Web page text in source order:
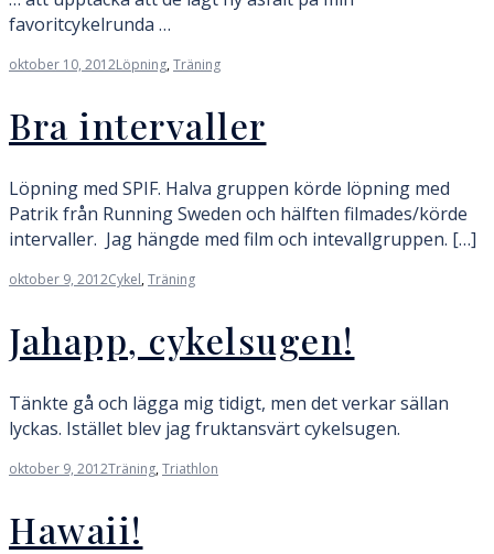
favoritcykelrunda …
oktober 10, 2012Löpning,Träning
Bra intervaller
Löpning med SPIF. Halva gruppen körde löpning med
Patrik från Running Sweden och hälften filmades/körde
intervaller. Jag hängde med film och intevallgruppen. […]
oktober 9, 2012Cykel,Träning
Jahapp, cykelsugen!
Tänkte gå och lägga mig tidigt, men det verkar sällan
lyckas. Istället blev jag fruktansvärt cykelsugen.
oktober 9, 2012Träning,Triathlon
Hawaii!